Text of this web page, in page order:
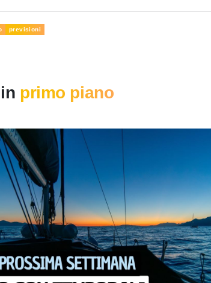
previsioni
primo piano